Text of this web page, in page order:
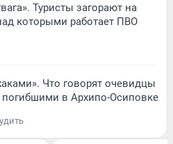
Туристы загорают на
которыми работает ПВО
Что говорят очевидцы
в Архипо-Осиповке